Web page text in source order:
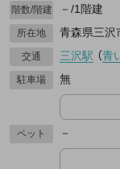
階数/階建 －/1階建
所在地 青森県三沢
交通 三沢駅 （青
駐車場 無
ペット －